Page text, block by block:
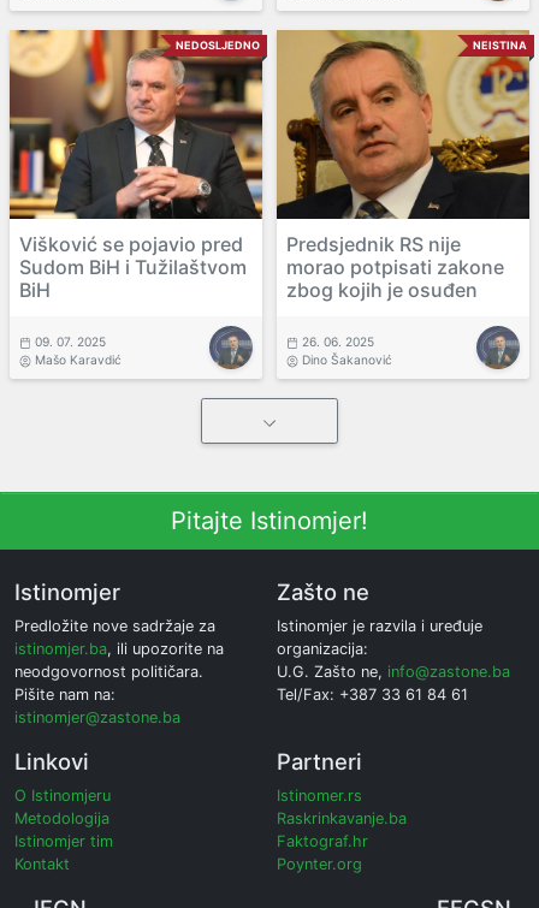
NEDOSLJEDNO
Višković se pojavio pred
Sudom BiH i Tužilaštvom
BiH
09. 07. 2025
Mašo Karavdić
NEISTINA
Predsjednik RS nije
morao potpisati zakone
zbog kojih je osuđen
26. 06. 2025
Dino Šakanović
Pitajte Istinomjer!
Istinomjer
Predložite nove sadržaje za
istinomjer.ba, ili upozorite na
neodgovornost političara.
Pišite nam na:
istinomjer@zastone.ba
Zašto ne
Istinomjer je razvila i uređuje
organizacija:
U.G. Zašto ne, info@zastone.ba
Tel/Fax: +387 33 61 84 61
Linkovi
O Istinomjeru
Metodologija
Istinomjer tim
Kontakt
Partneri
Istinomer.rs
Raskrinkavanje.ba
Faktograf.hr
Poynter.org